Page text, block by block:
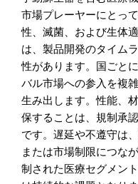
市場プレーヤーにとっ
性、滅菌、および生体
は、製品開発のタイム
性があります。国ごと
バル市場への参入を複
生み出します。性能、
保することは、規制承
です。遅延や不遵守は
または市場制限につな
制された医療セグメン